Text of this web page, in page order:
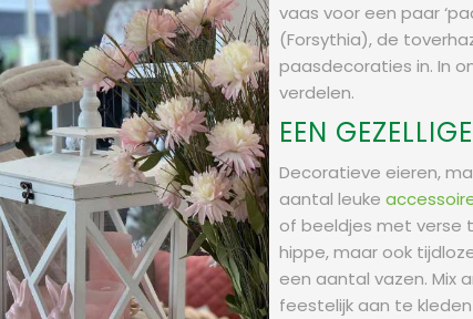
vaas voor een paar
(Forsythia), de
paasdecoraties in. In
verdelen.
EEN
Decoratieve eieren,
aantal leuke
of beeldjes met verse
hippe, maar ook
een aantal vazen.
feestelijk aan te